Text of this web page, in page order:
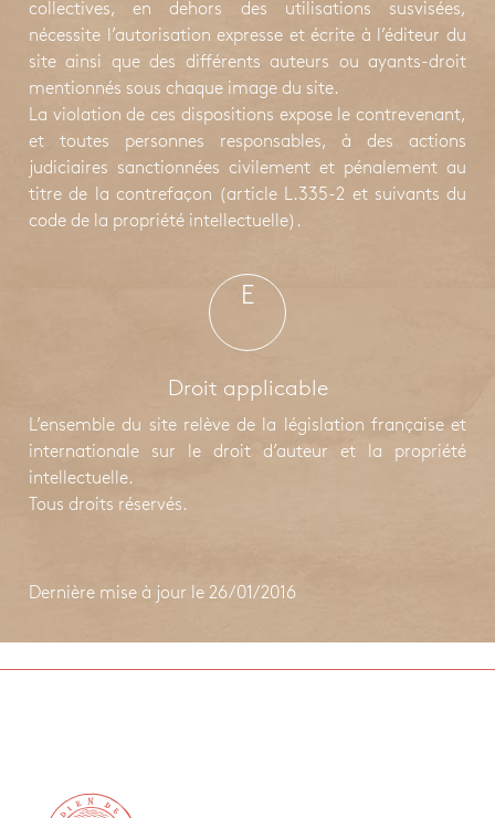
collectives, en dehors des utilisations susvisées,
nécessite l’autorisation expresse et écrite à l’éditeur du
site ainsi que des différents auteurs ou ayants-droit
mentionnés sous chaque image du site.
La violation de ces dispositions expose le contrevenant,
et toutes personnes responsables, à des actions
judiciaires sanctionnées civilement et pénalement au
titre de la contrefaçon (article L.335-2 et suivants du
code de la propriété intellectuelle).
E
Droit applicable
L’ensemble du site relève de la législation française et
internationale sur le droit d’auteur et la propriété
intellectuelle.
Tous droits réservés.
Dernière mise à jour le 26/01/2016